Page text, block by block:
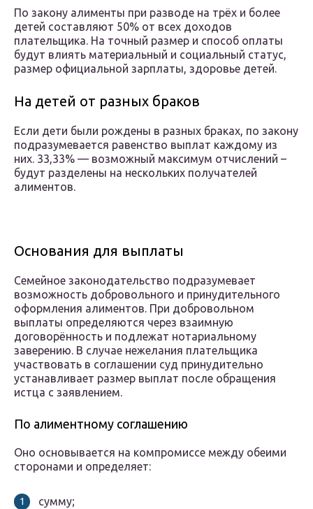
По закону алименты при разводе на трёх и более
детей составляют 50% от всех доходов
плательщика. На точный размер и способ оплаты
будут влиять материальный и социальный статус,
размер официальной зарплаты, здоровье детей.
На детей от разных браков
Если дети были рождены в разных браках, по закону
подразумевается равенство выплат каждому из
них. 33,33% — возможный максимум отчислений –
будут разделены на нескольких получателей
алиментов.
Основания для выплаты
Семейное законодательство подразумевает
возможность добровольного и принудительного
оформления алиментов. При добровольном
выплаты определяются через взаимную
договорённость и подлежат нотариальному
заверению. В случае нежелания плательщика
участвовать в соглашении суд принудительно
устанавливает размер выплат после обращения
истца с заявлением.
По алиментному соглашению
Оно основывается на компромиссе между обеими
сторонами и определяет:
сумму;